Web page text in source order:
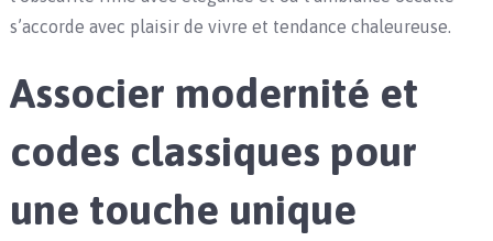
s’accorde avec plaisir de vivre et tendance chaleureuse.
Associer modernité et
codes classiques pour
une touche unique